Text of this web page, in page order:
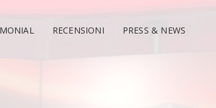
RECENSIONI PRESS & NEWS